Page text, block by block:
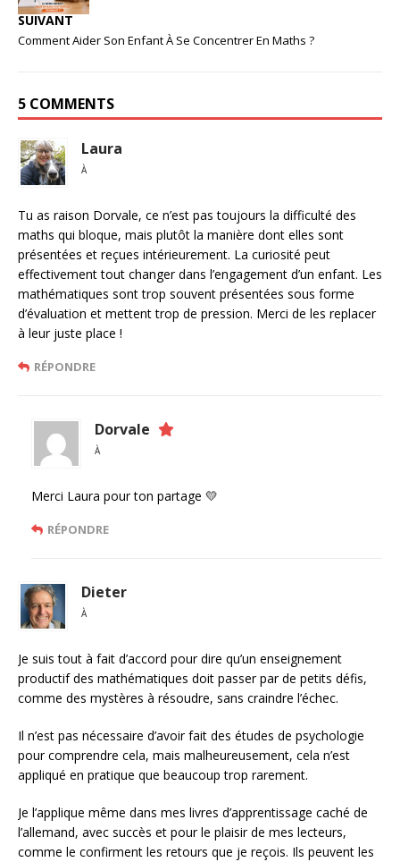
SUIVANT
Comment Aider Son Enfant À Se Concentrer En Maths ?
5 COMMENTS
Laura
À
Tu as raison Dorvale, ce n’est pas toujours la difficulté des
maths qui bloque, mais plutôt la manière dont elles sont
présentées et reçues intérieurement. La curiosité peut
effectivement tout changer dans l’engagement d’un enfant. Les
mathématiques sont trop souvent présentées sous forme
d’évaluation et mettent trop de pression. Merci de les replacer
à leur juste place !
RÉPONDRE
Dorvale
À
Merci Laura pour ton partage 💛
RÉPONDRE
Dieter
À
Je suis tout à fait d’accord pour dire qu’un enseignement
productif des mathématiques doit passer par de petits défis,
comme des mystères à résoudre, sans craindre l’échec.
Il n’est pas nécessaire d’avoir fait des études de psychologie
pour comprendre cela, mais malheureusement, cela n’est
appliqué en pratique que beaucoup trop rarement.
Je l’applique même dans mes livres d’apprentissage caché de
l’allemand, avec succès et pour le plaisir de mes lecteurs,
comme le confirment les retours que je reçois. Ils peuvent les